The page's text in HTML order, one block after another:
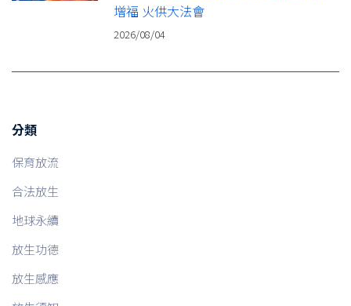
增福 火供大法會
2026/08/04
分類
保育放流
合法放生
地球永續
放生功德
放生感應